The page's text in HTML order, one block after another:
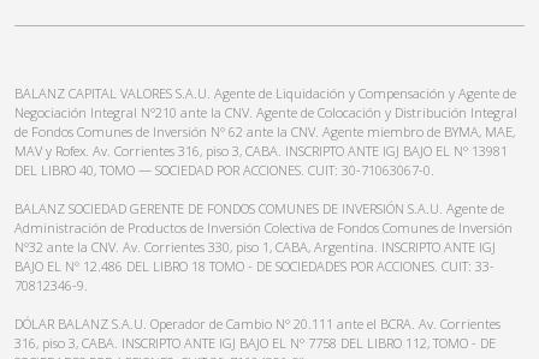
BALANZ CAPITAL VALORES S.A.U. Agente de Liquidación y Compensación y Agente de
Negociación Integral N°210 ante la CNV. Agente de Colocación y Distribución Integral
de Fondos Comunes de Inversión N° 62 ante la CNV. Agente miembro de BYMA, MAE,
MAV y Rofex. Av. Corrientes 316, piso 3, CABA. INSCRIPTO ANTE IGJ BAJO EL N° 13981
DEL LIBRO 40, TOMO — SOCIEDAD POR ACCIONES. CUIT: 30-71063067-0.
BALANZ SOCIEDAD GERENTE DE FONDOS COMUNES DE INVERSIÓN S.A.U. Agente de
Administración de Productos de Inversión Colectiva de Fondos Comunes de Inversión
N°32 ante la CNV. Av. Corrientes 330, piso 1, CABA, Argentina. INSCRIPTO ANTE IGJ
BAJO EL N° 12.486 DEL LIBRO 18 TOMO - DE SOCIEDADES POR ACCIONES. CUIT: 33-
70812346-9.
DÓLAR BALANZ S.A.U. Operador de Cambio N° 20.111 ante el BCRA. Av. Corrientes
316, piso 3, CABA. INSCRIPTO ANTE IGJ BAJO EL N° 7758 DEL LIBRO 112, TOMO - DE